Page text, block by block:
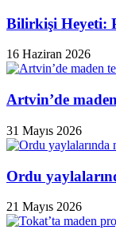
Bilirkişi Heyeti:
16 Haziran 2026
Artvin’de
31 Mayıs 2026
Ordu
21 Mayıs 2026